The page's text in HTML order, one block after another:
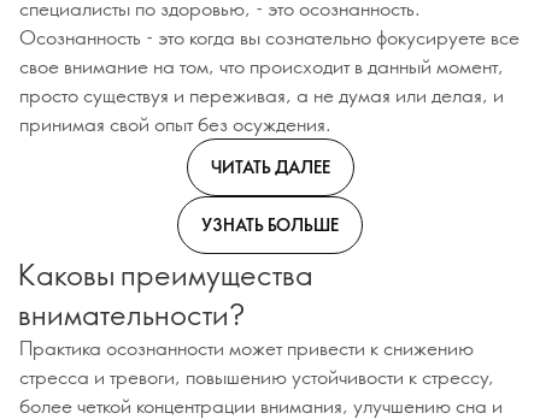
специалисты по здоровью, - это осознанность.
Осознанность - это когда вы сознательно фокусируете все
свое внимание на том, что происходит в данный момент,
просто существуя и переживая, а не думая или делая, и
принимая свой опыт без осуждения.
ЧИТАТЬ ДАЛЕЕ
УЗНАТЬ БОЛЬШЕ
Каковы преимущества
внимательности?
Практика осознанности может привести к снижению
стресса и тревоги, повышению устойчивости к стрессу,
более четкой концентрации внимания, улучшению сна и